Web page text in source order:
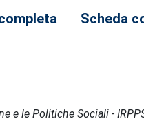
Scheda
e le Politiche Sociali -